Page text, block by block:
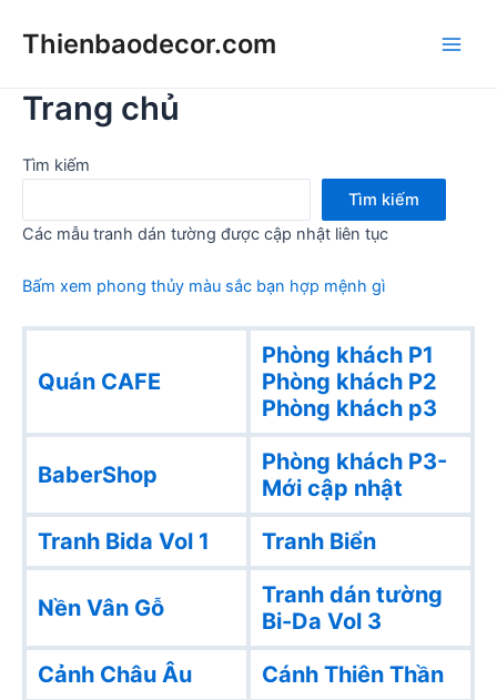
Thienbaodecor.com
Trang chủ
Tìm kiếm
Tìm kiếm
Các mẫu tranh dán tường được cập nhật liên tục
Bấm xem phong thủy màu sắc bạn hợp mệnh gì
Quán CAFE
Phòng khách P1
Phòng khách P2
Phòng khách p3
BaberShop
Phòng khách P3-
Mới cập nhật
Tranh Bida Vol 1
Tranh Biển
Nền Vân Gỗ
Tranh dán tường
Bi-Da Vol 3
Cảnh Châu Âu
Cánh Thiên Thần